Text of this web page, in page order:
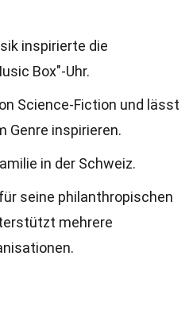
inspirierte die
Box"-Uhr.
Science-Fiction und lässt
Genre inspirieren.
in der Schweiz.
seine philanthropischen
mehrere